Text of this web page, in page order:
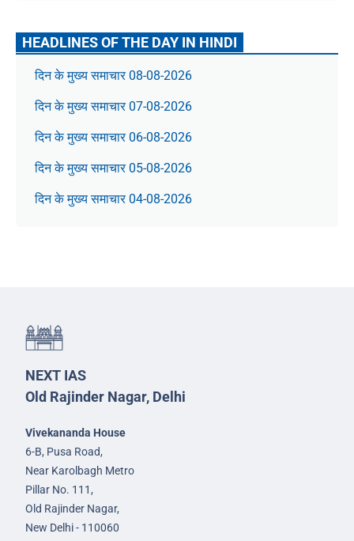
HEADLINES OF THE DAY IN HINDI
दिन के मुख्य समाचार 08-08-2026
दिन के मुख्य समाचार 07-08-2026
दिन के मुख्य समाचार 06-08-2026
दिन के मुख्य समाचार 05-08-2026
दिन के मुख्य समाचार 04-08-2026
NEXT IAS
Old Rajinder Nagar, Delhi
Vivekananda House
6-B, Pusa Road,
Near Karolbagh Metro
Pillar No. 111,
Old Rajinder Nagar,
New Delhi - 110060